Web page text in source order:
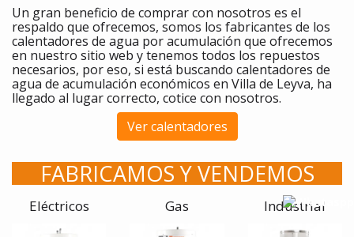
Un gran beneficio de comprarcon nosotros es el
respaldo que ofrecemos, somos los fabricantes de los
calentadores de agua por acumulación que ofrecemos
en nuestro sitio web y tenemos todos los repuestos
necesarios, por eso, si está buscando calentadores de
agua de acumulación económicos en Villa de Leyva, ha
llegado al lugar correcto, cotice con nosotros.
Ver calentadores
FABRICAMOS Y VENDEMOS
Eléctricos Gas Industrial